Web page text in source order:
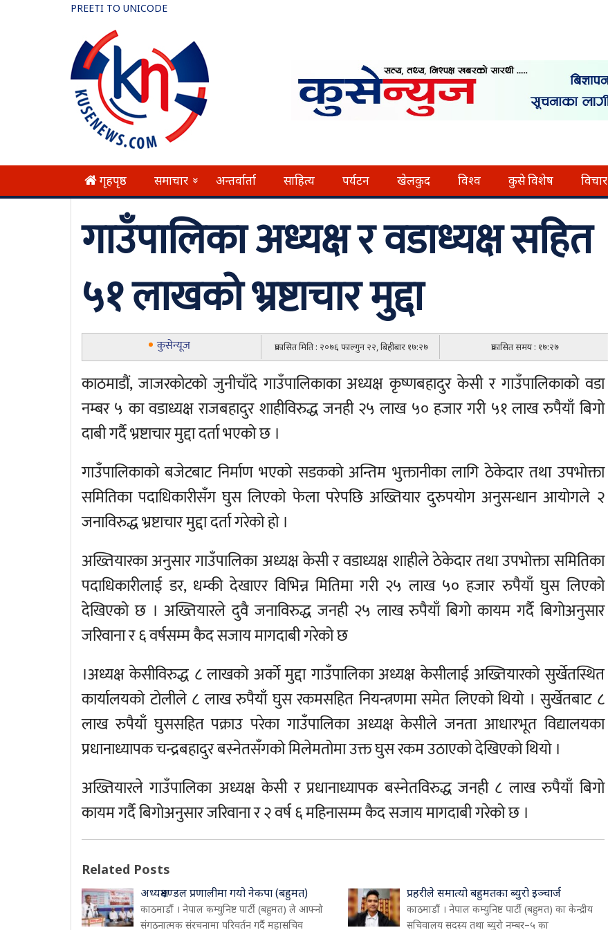
PREETI TO UNICODE
गृहपृष्ठ समाचार » अन्तर्वार्ता साहित्य पर्यटन खेलकुद विश्व कुसे विशेष विचार
गाउँपालिका अध्यक्ष र वडाध्यक्ष सहित
५१ लाखको भ्रष्टाचार मुद्दा
कुसेन्यूज प्रकासित मिति : २०७६ फाल्गुन २२, बिहीबार १७:२७ प्रकासित समय : १७:२७
काठमाडौं, जाजरकोटको जुनीचाँदे गाउँपालिकाका अध्यक्ष कृष्णबहादुर केसी र गाउँपालिकाको वडा
नम्बर ५ का वडाध्यक्ष राजबहादुर शाहीविरुद्ध जनही २५ लाख ५० हजार गरी ५१ लाख रुपैयाँ बिगो
दाबी गर्दै भ्रष्टाचार मुद्दा दर्ता भएको छ ।
गाउँपालिकाको बजेटबाट निर्माण भएको सडकको अन्तिम भुक्तानीका लागि ठेकेदार तथा उपभोक्ता
समितिका पदाधिकारीसँग घुस लिएको फेला परेपछि अख्तियार दुरुपयोग अनुसन्धान आयोगले २
जनाविरुद्ध भ्रष्टाचार मुद्दा दर्ता गरेको हो ।
अख्तियारका अनुसार गाउँपालिका अध्यक्ष केसी र वडाध्यक्ष शाहीले ठेकेदार तथा उपभोक्ता समितिका
पदाधिकारीलाई डर, धम्की देखाएर विभिन्न मितिमा गरी २५ लाख ५० हजार रुपैयाँ घुस लिएको
देखिएको छ । अख्तियारले दुवै जनाविरुद्ध जनही २५ लाख रुपैयाँ बिगो कायम गर्दै बिगोअनुसार
जरिवाना र ६ वर्षसम्म कैद सजाय मागदाबी गरेको छ
।अध्यक्ष केसीविरुद्ध ८ लाखको अर्को मुद्दा गाउँपालिका अध्यक्ष केसीलाई अख्तियारको सुर्खेतस्थित
कार्यालयको टोलीले ८ लाख रुपैयाँ घुस रकमसहित नियन्त्रणमा समेत लिएको थियो । सुर्खेतबाट ८
लाख रुपैयाँ घुससहित पक्राउ परेका गाउँपालिका अध्यक्ष केसीले जनता आधारभूत विद्यालयका
प्रधानाध्यापक चन्द्रबहादुर बस्नेतसँगको मिलेमतोमा उक्त घुस रकम उठाएको देखिएको थियो ।
अख्तियारले गाउँपालिका अध्यक्ष केसी र प्रधानाध्यापक बस्नेतविरुद्ध जनही ८ लाख रुपैयाँ बिगो
कायम गर्दै बिगोअनुसार जरिवाना र २ वर्ष ६ महिनासम्म कैद सजाय मागदाबी गरेको छ ।
Related Posts
अध्यक्षमण्डल प्रणालीमा गयो नेकपा (बहुमत)
काठमाडौं । नेपाल कम्युनिष्ट पार्टी (बहुमत) ले आफ्नो
संगठनात्मक संरचनामा परिवर्तन गर्दै महासचिव
प्रहरीले समात्यो बहुमतका ब्युरो इञ्चार्ज
काठमाडौं । नेपाल कम्युनिष्ट पार्टी (बहुमत) का केन्द्रीय
सचिवालय सदस्य तथा ब्युरो नम्बर–५ का